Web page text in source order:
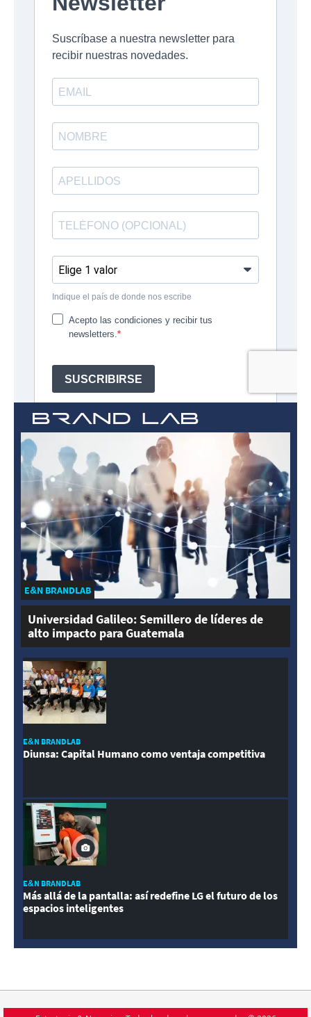
E&N BRANDLAB
Universidad Galileo: Semillero de líderes de
alto impacto para Guatemala
E&N BRANDLAB
Diunsa: Capital Humano como ventaja competitiva
E&N BRANDLAB
Más allá de la pantalla: así redefine LG el futuro de los
espacios inteligentes